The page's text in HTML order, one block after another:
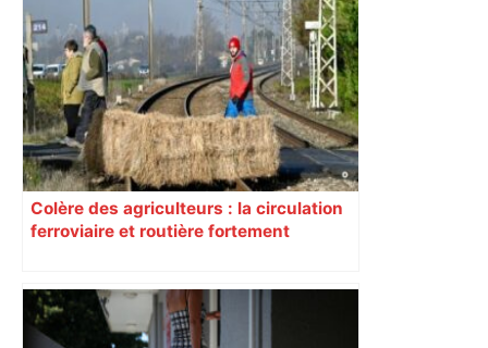
Colère des agriculteurs : la circulation
ferroviaire et routière fortement